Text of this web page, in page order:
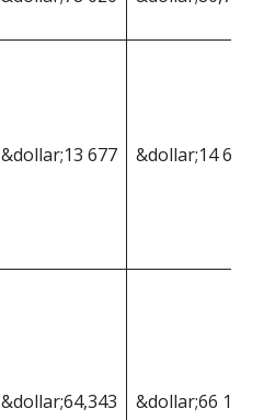
&dollar;13 677 &dollar;14 624
&dollar;64,343 &dollar;66 126